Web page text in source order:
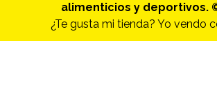
alimenticios y deportivos.
¿Te gusta mi tienda? Yo vendo